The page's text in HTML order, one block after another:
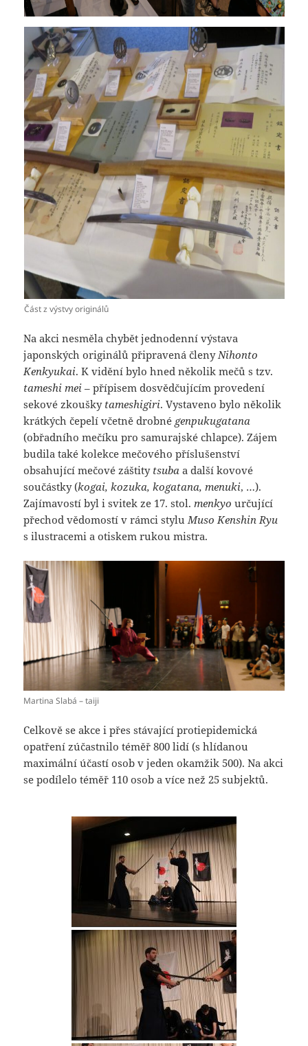
Část z výstvy originálů
Na akci nesměla chybět jednodenní výstava
japonských originálů připravená členyNihonto
Kenkyukai. K vidění bylo hned několik mečů s tzv.
tameshi mei – přípisem dosvědčujícím provedení
sekové zkoušky tameshigiri. Vystaveno bylo několik
krátkých čepelí včetně drobné genpukugatana
(obřadního mečíku pro samurajské chlapce). Zájem
budila také kolekce mečového příslušenství
obsahující mečové záštity tsuba a další kovové
součástky (kogai, kozuka, kogatana, menuki, …).
Zajímavostí byl i svitek ze 17. stol.menkyo určující
přechod vědomostí v rámci styluMuso Kenshin Ryu
s ilustracemi a otiskem rukou mistra.
Martina Slabá – taiji
Celkově se akce i přes stávající protiepidemická
opatření zúčastnilo téměř 800 lidí (s hlídanou
maximální účastí osob v jeden okamžik 500). Na akci
se podílelo téměř 110 osob a více než 25 subjektů.